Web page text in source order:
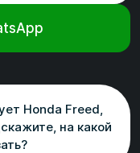
Honda Freed,
на какой